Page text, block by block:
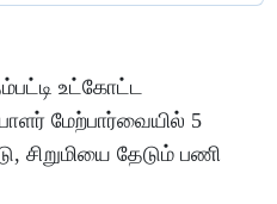
உட்கோட்ட
மேற்பார்வையில் 5
சிறுமியை தேடும் பணி